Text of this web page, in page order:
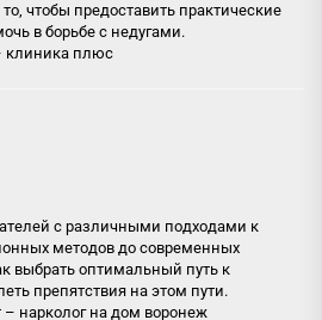
чтобы предоставить практические
в борьбе с недугами.
клиника плюс
с различными подходами к
методов до современных
выбрать оптимальный путь к
препятствия на этом пути.
– нарколог на дом воронеж